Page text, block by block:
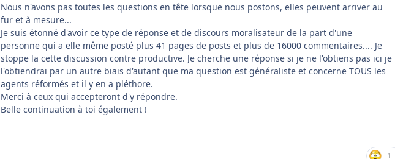
Nous n'avons pas toutes les questions en tête lorsque nous postons, elles peuvent arriver au
fur et à mesure...
Je suis étonné d'avoir ce type de réponse et de discours moralisateur de la part d'une
personne qui a elle même posté plus 41 pages de posts et plus de 16000 commentaires.... Je
stoppe la cette discussion contre productive. Je cherche une réponse si je ne l'obtiens pas ici je
l'obtiendrai par un autre biais d'autant que ma question est généraliste et concerne TOUS les
agents réformés et il y en a pléthore.
Merci à ceux qui accepteront d'y répondre.
Belle continuation à toi également !
1